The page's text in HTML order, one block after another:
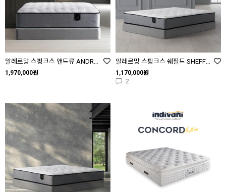
알레르망 스핑크스 앤드류 ANDREWS SS Q K
1,970,000원
알레르망 스핑크스 쉐필드 SHEFFIELD SS Q K LK
1,170,000원
2